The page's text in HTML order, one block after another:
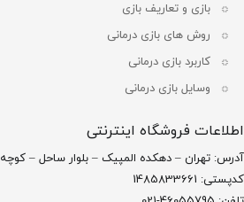
بازی و تعاریف بازی
روش های بازی درمانی
کاربرد بازی درمانی
وسایل بازی درمانی
اطلاعات فروشگاه اینترنتی
آدرس: تهران – دهکده المپیک – بلوار ساحل – کوچه 53 – پلاک 10
کدپستی: 1485833661